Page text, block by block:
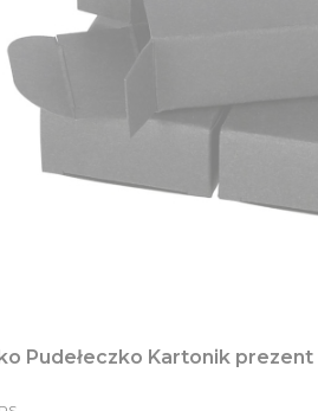
Pudełeczko Kartonik